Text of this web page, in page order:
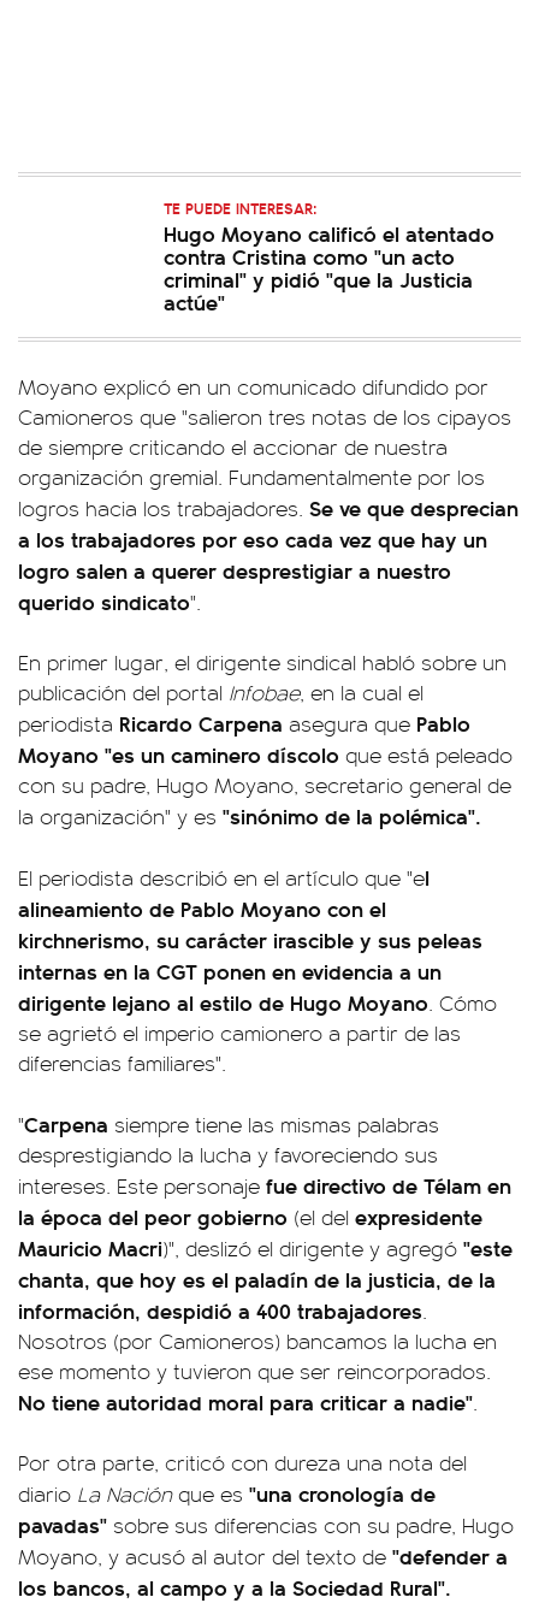
TE PUEDE INTERESAR:
Hugo Moyano calificó el atentado
contra Cristina como "un acto
criminal" y pidió "que la Justicia
actúe"
Moyano explicó en un comunicado difundido por
Camioneros que "salieron tres notas de los cipayos
de siempre criticando el accionar de nuestra
organización gremial. Fundamentalmente por los
logros hacia los trabajadores. Se ve que desprecian
a los trabajadores por eso cada vez que hay un
logro salen a querer desprestigiar a nuestro
querido sindicato".
En primer lugar, el dirigente sindical habló sobre un
publicación del portal Infobae, en la cual el
periodista Ricardo Carpena asegura que Pablo
Moyano "es un caminero díscolo que está peleado
con su padre, Hugo Moyano, secretario general de
la organización" y es "sinónimo de la polémica".
El periodista describió en el artículo que "el
alineamiento de Pablo Moyano con el
kirchnerismo, su carácter irascible y sus peleas
internas en la CGT ponen en evidencia a un
dirigente lejano al estilo de Hugo Moyano. Cómo
se agrietó el imperio camionero a partir de las
diferencias familiares".
"Carpena siempre tiene las mismas palabras
desprestigiando la lucha y favoreciendo sus
intereses. Este personaje fue directivo de Télam en
la época del peor gobierno (el del expresidente
Mauricio Macri)", deslizó el dirigente y agregó "este
chanta, que hoy es el paladín de la justicia, de la
información, despidió a 400 trabajadores.
Nosotros (por Camioneros) bancamos la lucha en
ese momento y tuvieron que ser reincorporados.
No tiene autoridad moral para criticar a nadie".
Por otra parte, criticó con dureza una nota del
diario La Naciónque es "una cronología de
pavadas" sobre sus diferencias con su padre, Hugo
Moyano, y acusó al autor del texto de "defender a
los bancos, al campo y a la Sociedad Rural".